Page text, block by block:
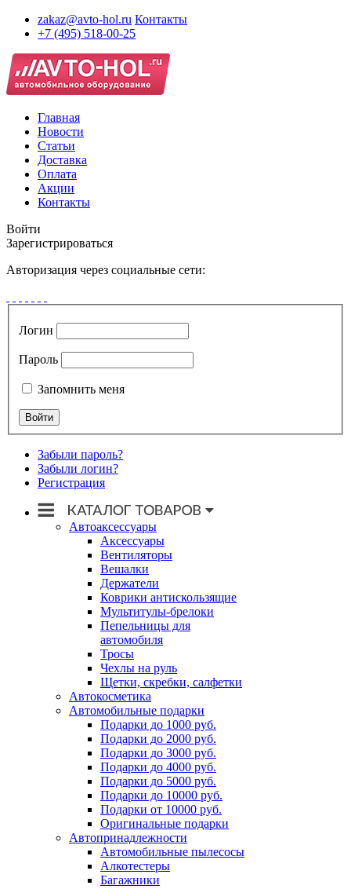
zakaz@avto-hol.ru Контакты
+7 (495) 518-00-25
Главная
Новости
Статьи
Доставка
Оплата
Акции
Контакты
Войти
Зарегистрироваться
Авторизация через социальные сети:
Логин
Пароль
Запомнить меня
Забыли пароль?
Забыли логин?
Регистрация
Автоаксессуары
Аксессуары
Вентиляторы
Вешалки
Держатели
Коврики антискользящие
Мультитулы-брелоки
Пепельницы для
автомобиля
Тросы
Чехлы на руль
Щетки, скребки, салфетки
Автокосметика
Автомобильные подарки
Подарки до 1000 руб.
Подарки до 2000 руб.
Подарки до 3000 руб.
Подарки до 4000 руб.
Подарки до 5000 руб.
Подарки до 10000 руб.
Подарки от 10000 руб.
Оригинальные подарки
Автопринадлежности
Автомобильные пылесосы
Алкотестеры
Багажники